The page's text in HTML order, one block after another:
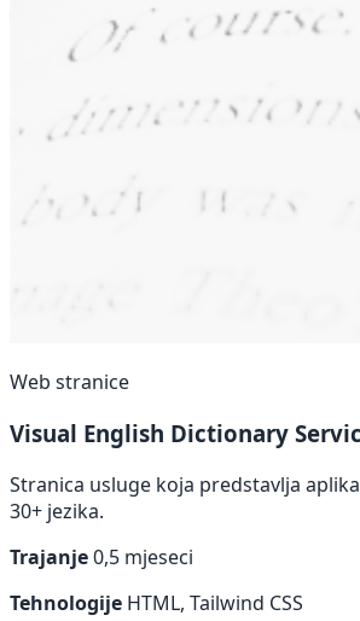
Web stranice
Visual English Dictionary
Stranica usluge koja predstavlja
30+ jezika.
Trajanje0,5 mjeseci
Tehnologije HTML, Tailwind CSS